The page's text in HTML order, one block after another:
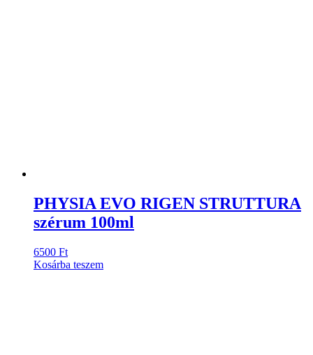
PHYSIA EVO RIGEN STRUTTURA
szérum 100ml
6500 Ft
Kosárba teszem